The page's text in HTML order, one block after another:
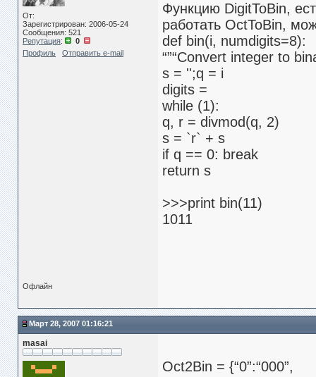
От:
Зарегистрирован: 2006-05-24
Сообщения: 521
Репутация:
0
Профиль
Отправить e-mail
Функцию DigitToBin,
работать OctToBin,
def bin(i, numdigits=8):
“”“Convert integer to
s = '';q = i
digits =
while (1):
q, r = divmod(q, 2)
s = `r` + s
if q == 0: break
return s
>>>print bin(11)
1011
Офлайн
Март 28, 2007 01:16:21
masai
Oct2Bin = {“0”:“000”,